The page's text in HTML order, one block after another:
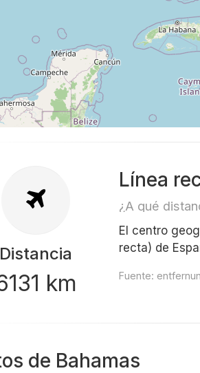
Distancia
km
Línea
¿A qué
El centro
recta) de
Fuente:
de Bahamas